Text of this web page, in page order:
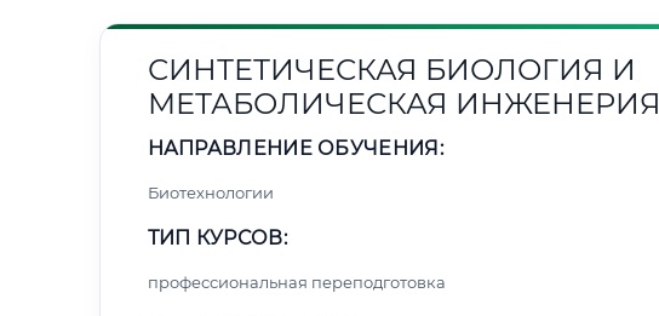
СИНТЕТИЧЕСКАЯ БИОЛОГИЯ И
МЕТАБОЛИЧЕСКАЯ ИНЖЕНЕРИЯ
НАПРАВЛЕНИЕ ОБУЧЕНИЯ:
Биотехнологии
ТИП КУРСОВ:
профессиональная переподготовка